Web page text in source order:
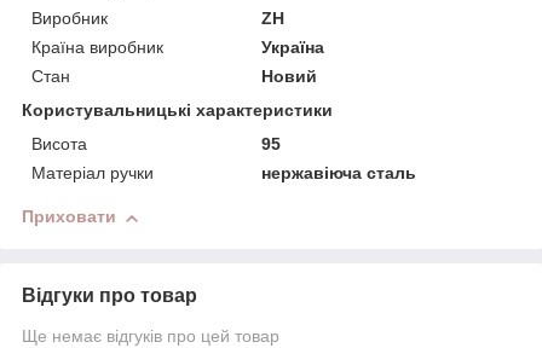
Виробник
ZH
Країна виробник
Україна
Стан
Новий
Користувальницькі характеристики
Висота
95
Матеріал ручки
нержавіюча сталь
Приховати
Відгуки про товар
Ще немає відгуків про цей товар